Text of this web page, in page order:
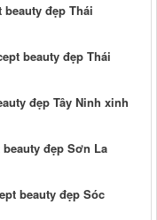
đẹp Thái
beauty đẹp Thái
đẹp Tây Ninh xinh
đẹp Sơn La
beauty đẹp Sóc